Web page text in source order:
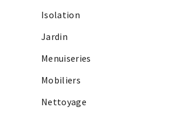
Isolation
Jardin
Menuiseries
Mobiliers
Nettoyage